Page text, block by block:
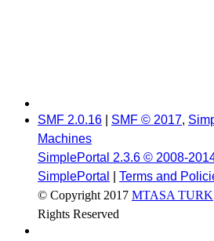
SMF 2.0.16 SMF © 2017,
Machines
SimplePortal 2.3.6 © 2008-
SimplePortal
Terms and
© Copyright 2017 MTASA TURK
Rights Reserved